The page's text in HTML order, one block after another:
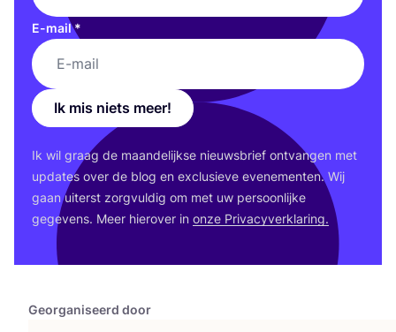
Georganiseerd door
E-mail*
Ik mis niets meer!
Ik wil graag de maan­de­lijk­se nieuws­brief ont­van­gen met
upda­tes over de blog en exclu­sie­ve eve­ne­men­ten. Wij
gaan uiterst zorg­vul­dig om met uw per­soon­lij­ke
gege­vens. Meer hier­over in onze Pri­va­cy­ver­kla­ring.